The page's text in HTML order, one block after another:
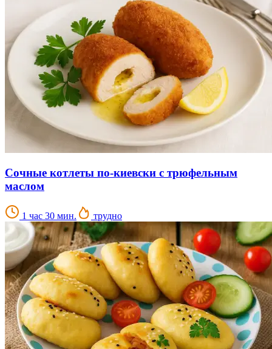
Сочные котлеты по-киевски с трюфельным
маслом
1 час 30 мин. трудно